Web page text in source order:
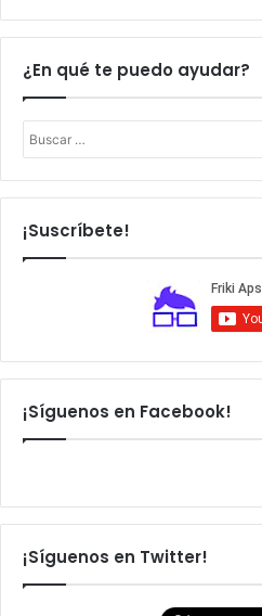
¿En qué te puedo ayudar?
¡Suscríbete!
¡Síguenos en Facebook!
¡Síguenos en Twitter!